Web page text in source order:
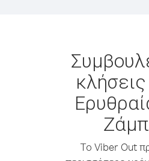
Το Viber Out